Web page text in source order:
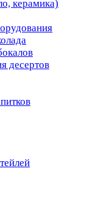
керамика)
десертов